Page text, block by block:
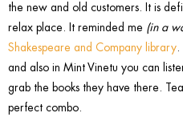
the new and old customers. It is
relax place. It reminded me (in a
Shakespeare and Company library
and also in Mint Vinetu you can
grab the books they have there. Tea
perfect combo.